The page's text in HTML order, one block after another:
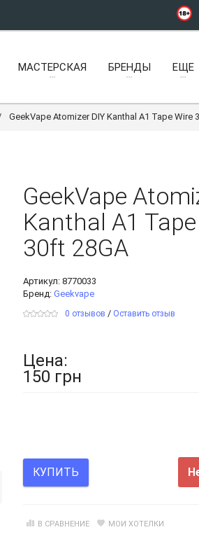
МАСТЕРСКАЯ БРЕНДЫ ЕЩЕ
GeekVape Atomizer DIY Kanthal A1 Tape Wire
GeekVape
Kanthal A1
30ft 28GA
Артикул: 8770033
Бренд: Geekvape
0 отзывов / Оставить отзыв
Цена:
150 грн
КУПИТЬ
В СРАВНЕНИЕ МОИ ХОТЕЛКИ